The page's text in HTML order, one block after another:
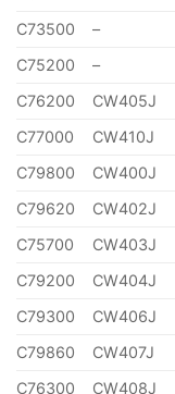
C73500
–
C75200
–
C76200
CW405J
C77000
CW410J
C79800
CW400J
C79620
CW402J
C75700
CW403J
C79200
CW404J
C79300
CW406J
C79860
CW407J
C76300
CW408J